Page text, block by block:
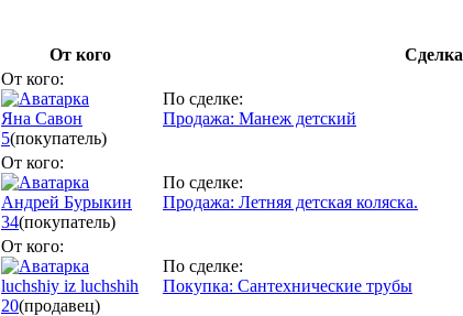
От кого Сделка
От кого:
Яна Савон
5(покупатель)
По сделке:
Продажа: Манеж детский
От кого:
Андрей Бурыкин
34(покупатель)
По сделке:
Продажа: Летняя детская коляска.
От кого:
luchshiy iz luchshih
20(продавец)
По сделке:
Покупка: Сантехнические трубы